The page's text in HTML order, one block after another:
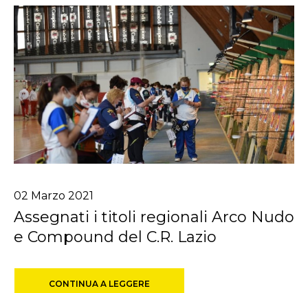
02 Marzo 2021
Assegnati i titoli regionali Arco Nudo
e Compound del C.R. Lazio
CONTINUA A LEGGERE